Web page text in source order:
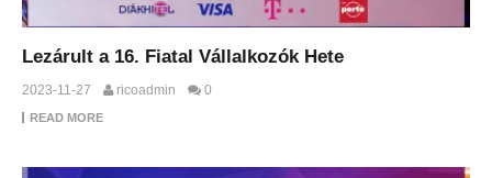
Lezárult a 16. Fiatal Vállalkozók Hete
2023-11-27 ricoadmin 0
READ MORE